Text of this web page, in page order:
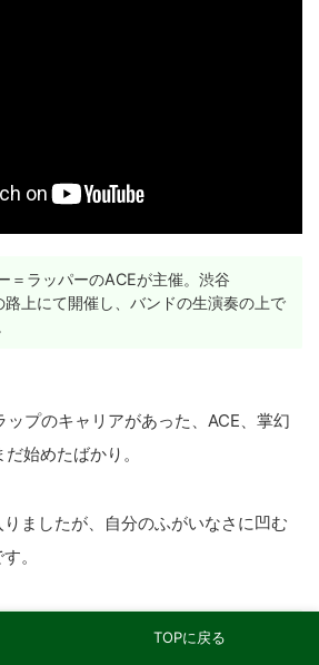
＝ラッパーのACEが主催。渋谷
路上にて開催し、バンドの生演奏の上で
プのキャリアがあった、ACE、掌幻
始めたばかり。
ましたが、自分のふがいなさに凹む
。
人が重いスピーカーを持つという決ま
TOPに戻る